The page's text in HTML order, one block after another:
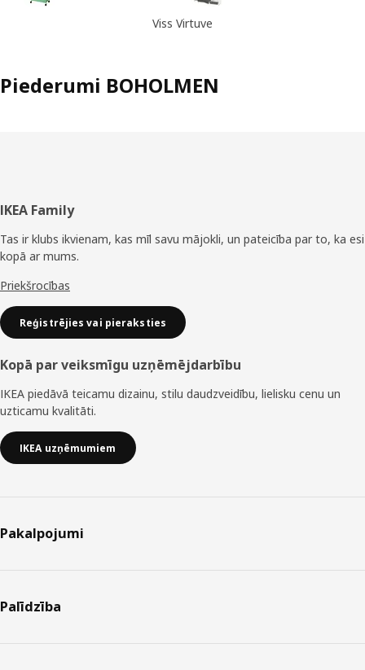
Viss Virtuve
Piederumi BOHOLMEN
Kājene
IKEA Family
Tas ir klubs ikvienam, kas mīl savu mājokli, un pateicība par to, ka esi
kopā ar mums.
Priekšrocības
Reģistrējies vai pieraksties
Kopā par veiksmīgu uzņēmējdarbību
IKEA piedāvā teicamu dizainu, stilu daudzveidību, lielisku cenu un
uzticamu kvalitāti.
IKEA uzņēmumiem
Pakalpojumi
Palīdzība